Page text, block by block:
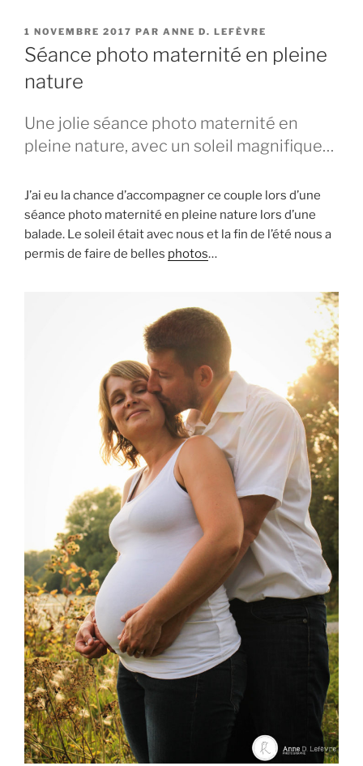
PUBLIÉ
LE
1 NOVEMBRE 2017 PAR ANNE D. LEFÈVRE
Séance photo maternité en pleine
nature
Une jolie séance photo maternité en
pleine nature, avec un soleil magnifique…
J’ai eu la chance d’accompagner ce couple lors d’une
séance photo maternité en pleine nature lors d’une
balade. Le soleil était avec nous et la fin de l’été nous a
permis de faire de belles photos…